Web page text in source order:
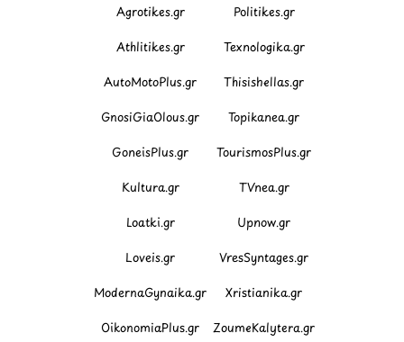
Agrotikes.gr Politikes.gr
Athlitikes.gr Texnologika.gr
AutoMotoPlus.gr Thisishellas.gr
GnosiGiaOlous.gr Topikanea.gr
GoneisPlus.gr TourismosPlus.gr
Kultura.gr TVnea.gr
Loatki.gr Upnow.gr
Loveis.gr VresSyntages.gr
ModernaGynaika.gr Xristianika.gr
OikonomiaPlus.gr ZoumeKalytera.gr